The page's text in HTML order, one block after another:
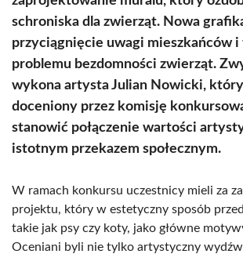
schroniska dla zwierząt. Nowa
przyciągnięcie uwagi mieszkańców
problemu bezdomności zwierząt.
wykona artysta Julian Nowicki, który
doceniony przez komisję
stanowić połączenie wartości
istotnym przekazem społecznym.
W ramach konkursu uczestnicy mieli za
projektu, który w estetyczny sposób
takie jak psy czy koty, jako główne
Oceniani byli nie tylko artystyczny